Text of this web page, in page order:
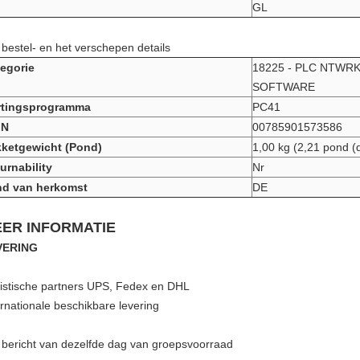
GL
en het verschepen details
18225 - PLC
SOFTWARE
PC41
00785901573586
(Pond)
1,00 kg (2,21 pond
Nr
van herkomst
DE
INFORMATIE
partners UPS, Fedex en DHL
beschikbare levering
van dezelfde dag van groepsvoorraad